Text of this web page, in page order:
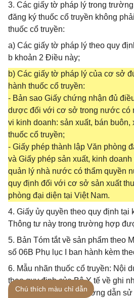
3. Các giấy tờ pháp lý trong
đăng ký thuốc cổ truyền không
thuốc cổ truyền:
a) Các giấy tờ pháp lý theo quy
b khoản 2 Điều này;
b) Các giấy tờ pháp lý của cơ sở
hành thuốc cổ truyền:
- Bản sao Giấy chứng nhận đủ
dược đối với cơ sở trong nước có
vi kinh doanh: sản xuất, bán buôn,
thuốc cổ truyền;
- Giấy phép thành lập Văn phòng
và Giấy phép sản xuất, kinh
quản lý nhà nước có thẩm quyền
quy định đối với cơ sở sản xuất
phòng đại diện tại Việt Nam.
4. Giấy ủy quyền theo quy định tại
Thông tư này trong trường hợp
5. Bản Tóm tắt về sản phẩm theo
số 06B Phụ lục I ban hành kèm
6. Mẫu nhãn thuốc cổ truyền: Nội
theo quy định của Bộ Y tế về ghi
liệu làm thuốc và tờ hướng dẫn
Chú thích màu chỉ dẫn